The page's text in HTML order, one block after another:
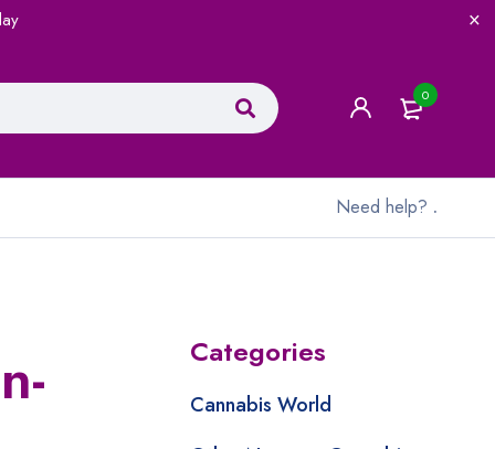
0
Need help? .
Categories
Cannabis World